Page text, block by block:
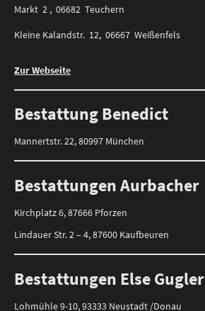
Markt 2 , 06682 Teuchern
Kleine Kalandstr. 12, 06667 Weißenfels
Zur Webseite
Bestattung Benedict
Mannertstr. 22, 80997 München
Bestattungen Aurbacher
Kirchplatz 6, 87666 Pforzen
Lindauer Str. 2 – 4, 87600 Kaufbeuren
Bestattungen Else Gugler
Lohmühle 9-10, 93333 Neustadt /Donau